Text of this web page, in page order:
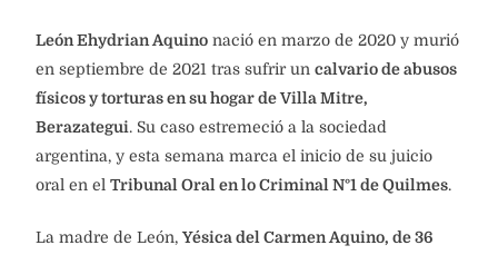
León Ehydrian Aquino nació en marzo de 2020 y murió
en septiembre de 2021 tras sufrir un calvario de abusos
físicos y torturas en su hogar de Villa Mitre,
Berazategui. Su caso estremeció a la sociedad
argentina, y esta semana marca el inicio de su juicio
oral en el Tribunal Oral en lo Criminal N°1 de Quilmes.
La madre de León, Yésica del Carmen Aquino, de 36